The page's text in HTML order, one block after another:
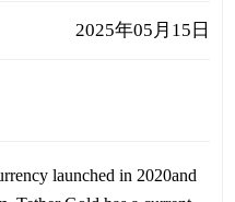
2025年05月15日
launched in 2020and